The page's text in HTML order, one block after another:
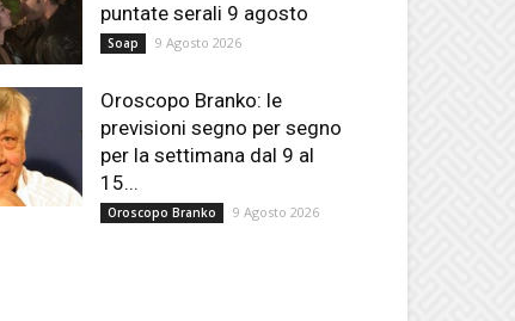
puntate serali 9 agosto
Soap 9 Agosto 2026
Oroscopo Branko: le
previsioni segno per segno
per la settimana dal 9 al
15...
Oroscopo Branko 9 Agosto 2026